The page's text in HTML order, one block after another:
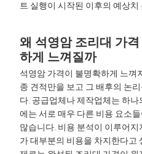
트 실행이 시작된 이후의 예상
왜 석영암 조리대 가
하게 느껴질까
석영암 가격이 불명확하게 느껴
종 견적만을 보고 그 배후의 논
다. 공급업체나 제작업체는 하
에는 서로 매우 다른 비용 요소
많습니다. 비용 분석이 이루어
가 대부분의 비용을 차지한다고